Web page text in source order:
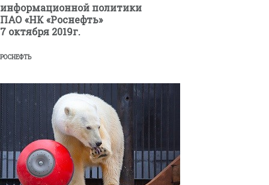
информационной политики
ПАО «НК «Роснефть»
7 октября 2019г.
РОСНЕФТЬ